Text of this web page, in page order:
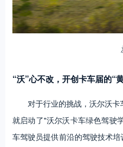
“沃”心不改，开创卡车届的“
对于行业的挑战，沃尔沃卡
就启动了"沃尔沃卡车绿色驾驶
车驾驶员提供前沿的驾驶技术